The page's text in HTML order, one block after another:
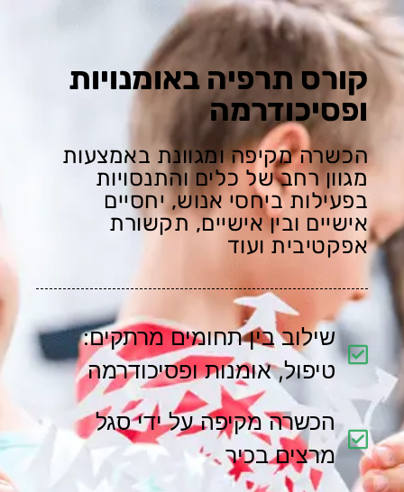
קורס תרפיה באומנויות
ופסיכודרמה
הכשרה מקיפה ומגוונת באמצעות
מגוון רחב של כלים והתנסויות
בפעילות ביחסי אנוש, יחסיים
אישיים ובין אישיים, תקשורת
אפקטיבית ועוד
שילוב בין תחומים מרתקים:
טיפול, אומנות ופסיכודרמה
הכשרה מקיפה על ידי סגל
מרצים בכיר